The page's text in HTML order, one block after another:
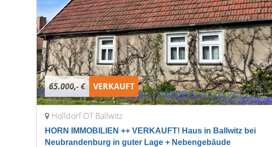
65.000,- € VERKAUFT
Holldorf OT Ballwitz
HORN IMMOBILIEN ++ VERKAUFT! Haus in Ballwitz bei
Neubrandenburg in guter Lage + Nebengebäude